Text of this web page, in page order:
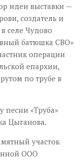
идеи выставки —
создатель и
селе Чудово
батюшка СВО»
операции
епархии,
по трубе в
песни «Труба»
Цыганова.
участок
ООО